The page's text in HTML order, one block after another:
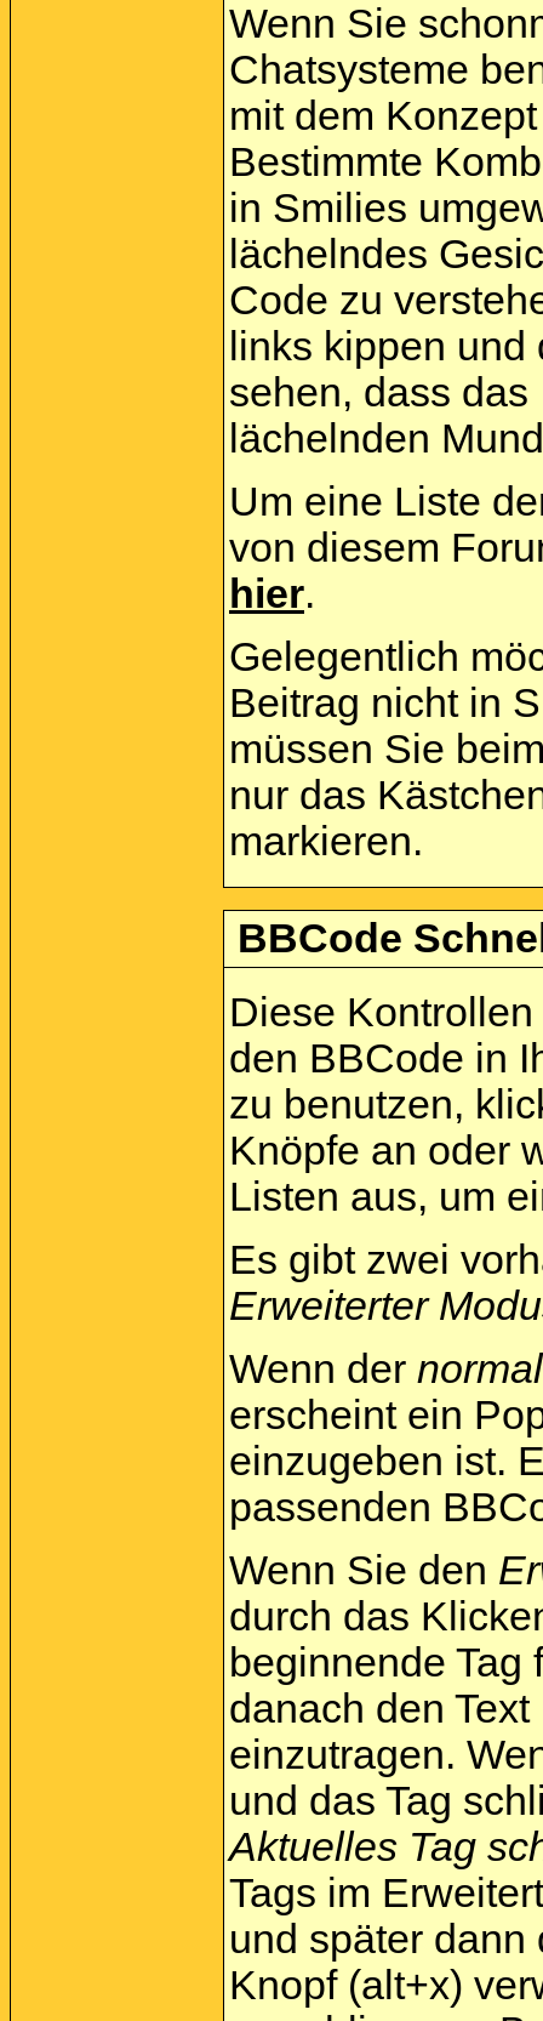
Wenn Sie
Chatsysteme
mit dem
Bestimmte
in Smilies
lächelndes
Code zu
links kippen
sehen, dass das
lächelnden
Um eine Liste
von diesem
hier.
Gelegentlich
Beitrag nicht in
müssen Sie
nur das
markieren.
BBCode
Diese
den BBCode in
zu benutzen,
Knöpfe an oder
Listen aus, um
Es gibt zwei
Erweiterter
Wenn der
erscheint ein
einzugeben ist.
passenden
Wenn Sie den
durch das
beginnende
danach den
einzutragen.
und das Tag
Aktuelles Tag
Tags im
und später
Knopf (alt+x)